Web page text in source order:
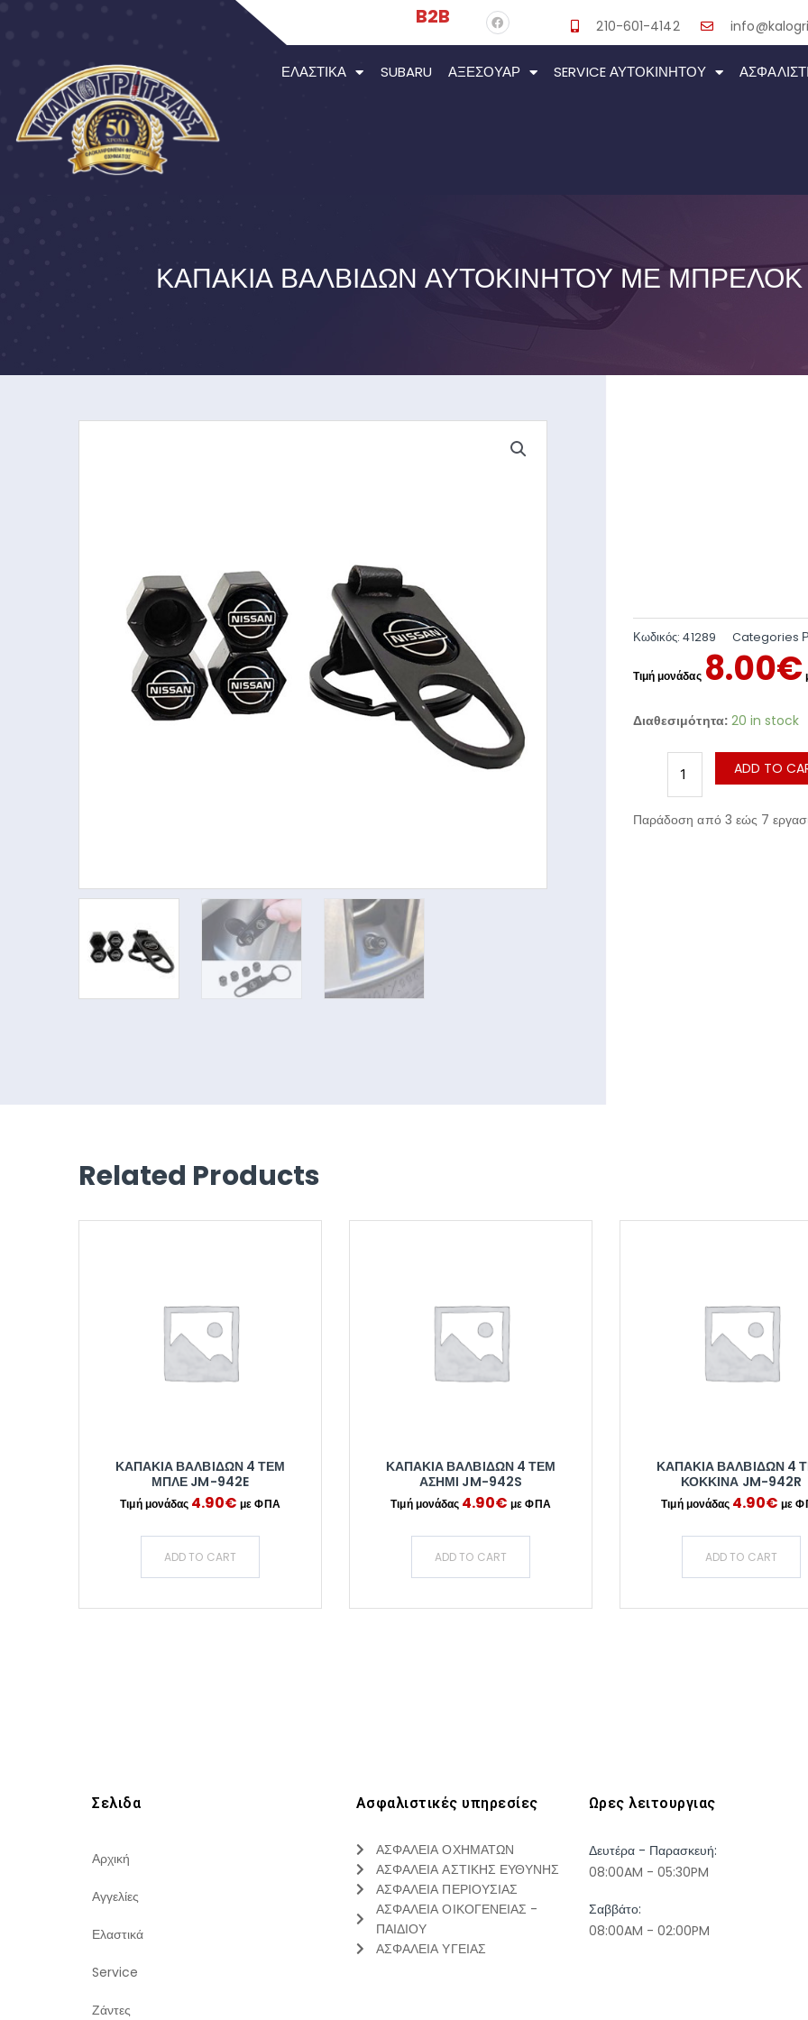
B2B 210-601-4142
ΕΛΑΣΤΙΚΆ SUBARU ΑΞΕΣΟΥΆΡ SERVICE ΑΥΤΟΚΙΝΉΤΟΥ
ΚΑΠΆΚΙΑ ΒΑΛΒΊΔΩΝ ΑΥΤΟΚΙΝΉΤΟΥ ΜΕ ΜΠΡΕΛΌΚ
Κωδικός:41289 Categories
8.00€
Διαθεσιμότητα: 20 in stock
ADD TO
Παράδοση από 3 εώς 7
Related Products
ΚΑΠΑΚΙΑ ΒΑΛΒΙΔΩΝ 4 ΤΕΜ
ΜΠΛΕ JM-942E
4.90€
ADD TO CART
ΚΑΠΑΚΙΑ ΒΑΛΒΙΔΩΝ 4 ΤΕΜ
ΑΣΗΜΙ JM-942S
4.90€
ADD TO CART
ΚΑΠΑΚΙΑ ΒΑΛΒΙΔΩΝ 4
ΚΟΚΚΙΝΑ JM-942R
4.90€
ADD TO CART
Σελιδα
Αρχική
Αγγελίες
Ελαστικά
Service
Ζάντες
Ασφαλιστικές υπηρεσίες
ΑΣΦΑΛΕΙΑ ΟΧΗΜΑΤΩΝ
ΑΣΦΑΛΕΙΑ ΑΣΤΙΚΗΣ ΕΥΘΥΝΗΣ
ΑΣΦΑΛΕΙΑ ΠΕΡΙΟΥΣΙΑΣ
ΑΣΦΑΛΕΙΑ ΟΙΚΟΓΕΝΕΙΑΣ -
ΠΑΙΔΙΟΥ
ΑΣΦΑΛΕΙΑ ΥΓΕΙΑΣ
Ωρες λειτουργιας
Δευτέρα - Παρασκευή:
08:00AM - 05:30PM
Σαββάτο:
08:00AM - 02:00PM